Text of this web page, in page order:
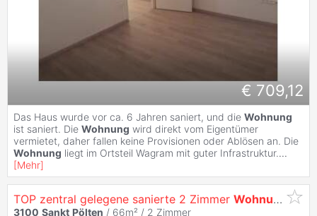
€ 709,12
Das Haus wurde vor ca. 6 Jahren saniert, und die Wohnung
ist saniert. Die Wohnung wird direkt vom Eigentümer
vermietet, daher fallen keine Provisionen oder Ablösen an. Die
Wohnung liegt im Ortsteil Wagram mit guter Infrastruktur....
[Mehr]
TOP zentral gelegene sanierte 2 Zimmer Wohnung mit
3100 Sankt Pölten / 66m² / 2 Zimmer